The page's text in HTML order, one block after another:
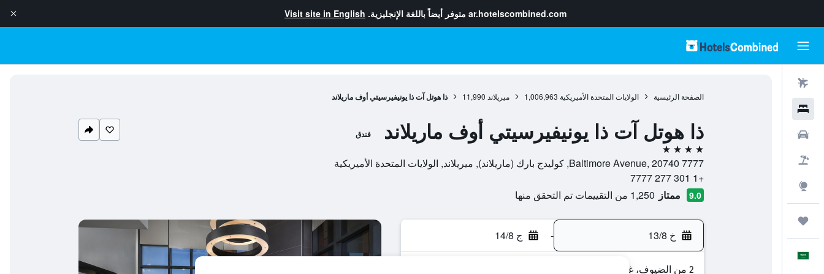
ar.hotelscombined.com متوفر أيضاً باللغة الإنجليزية. Visit site in English
الصفحة الرئيسية الولايات المتحدة الأميريكية 1,006,963 ميريلاند 11,990 ذا هوتل آت ذا يونيفيرسيتي أوف ماريلاند
ذا هوتل آت ذا يونيفيرسيتي أوف ماريلاند فندق
4 نجوم
7777 Baltimore Avenue, 20740, كوليدج بارك (ماريلاند), ميريلاند, الولايات المتحدة الأميريكية
+1 301 277 7777
9.0 ممتاز 1,250 من التقييمات تم التحقق منها
خ 13/8 - ج 14/8
2 من الضيوف، غرفة واحدة